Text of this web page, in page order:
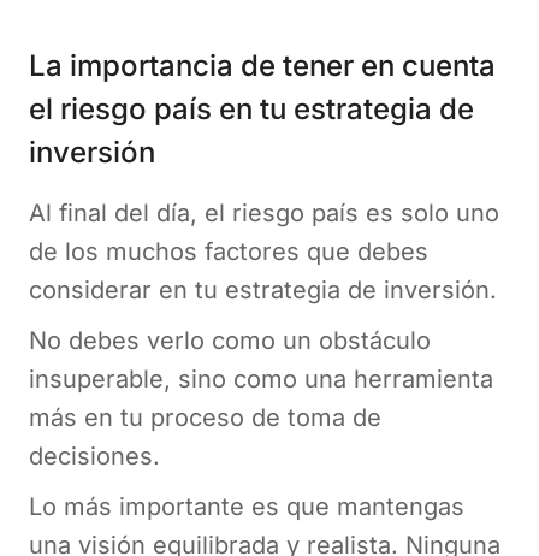
La importancia de tener en cuenta
el riesgo país en tu estrategia de
inversión
Al final del día, el riesgo país es solo uno
de los muchos factores que debes
considerar en tu estrategia de inversión.
No debes verlo como un obstáculo
insuperable, sino como una herramienta
más en tu proceso de toma de
decisiones.
Lo más importante es que mantengas
una visión equilibrada y realista. Ninguna